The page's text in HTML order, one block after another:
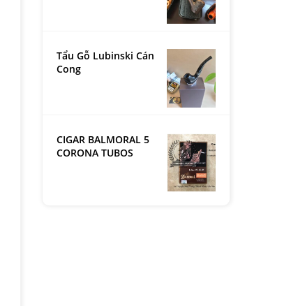
Tẩu Gỗ Lubinski Cán
Cong
CIGAR BALMORAL 5
CORONA TUBOS